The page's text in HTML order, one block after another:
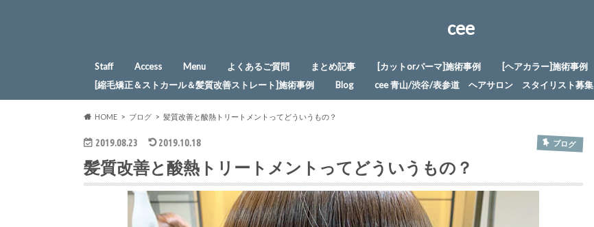
cee
Staff Access Menu よくあるご質問 まとめ記事 [カットorパーマ]施術事例
[ヘアカラー]施術事例
[縮毛矯正＆ストカール＆髪質改善ストレート]施術事例
Blog cee 青山/渋谷/表参道 ヘアサロン スタイリスト募集
HOME ブログ 髪質改善と酸熱トリートメントってどういうもの？
2019.08.23 2019.10.18 ブログ
髪質改善と酸熱トリートメントってどういうもの？